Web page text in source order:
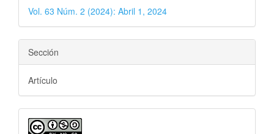
Vol. 63 Núm. 2 (2024): Abril 1, 2024
Sección
Artículo